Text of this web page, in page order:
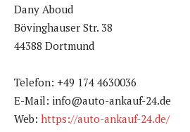
Dany Aboud
Bövinghauser Str. 38
44388 Dortmund
Telefon: +49 174 4630036
E-Mail: info@auto-ankauf-24.de
Web: https://auto-ankauf-24.de/